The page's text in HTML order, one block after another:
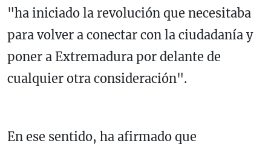
"ha iniciado la revolución que necesitaba
para volver a conectar con la ciudadanía y
poner a Extremadura por delante de
cualquier otra consideración".
En ese sentido, ha afirmado que